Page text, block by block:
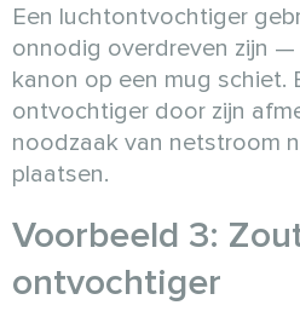
Een luchtontvochtiger
onnodig overdreven zijn
kanon op een mug schiet.
ontvochtiger door zijn
noodzaak van netstroom
plaatsen.
Voorbeeld 3:
ontvochtiger